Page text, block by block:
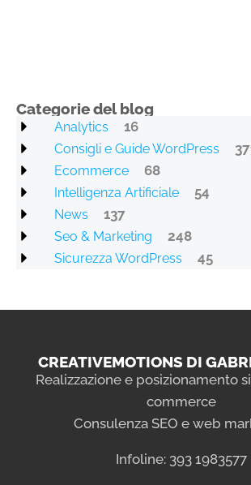
Categorie del blog
Analytics 16
Consigli e Guide WordPress
Ecommerce 68
Intelligenza Artificiale 54
News 137
Seo & Marketing 248
Sicurezza WordPress 45
CREATIVEMOTIONS DI
Realizzazione e posizionamento
commerce
Consulenza SEO e web
Infoline: 393 1983577